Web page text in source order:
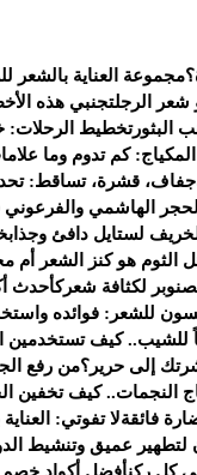
مجموعة العناية بالشعر
شعر الرجلتجنبي هذه
البثورتخطيط الرحلات:
كم تدوم وما
جفاف، قشرة، تساقط:
الهاشمي
لستايل دافئ وجذاب
الثوم هو كنز الشعر أم
لكثافة شعركأحدث أكواد
للشعر: فوائده
للشيب.. كيف تستخدمين
إلى حرير؟من رفع
كيف تخفين الحبوب
فائقةلا تفوتي:
عميق وتنشيط